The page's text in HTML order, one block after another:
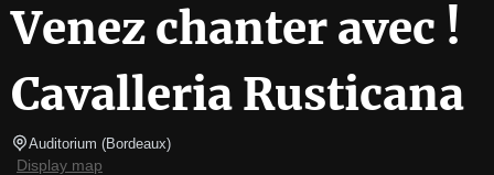
Venez chanter avec !
Cavalleria Rusticana
Auditorium (Bordeaux)
Display map